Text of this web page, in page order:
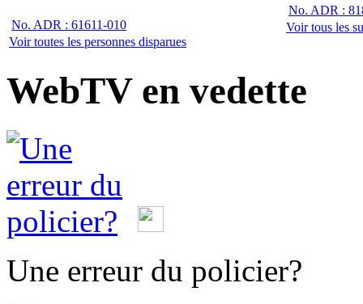
No. ADR : 61611-010
Voir toutes les personnes disparues
No. ADR :
Voir tous les
WebTV en vedette
Une erreur du policier?